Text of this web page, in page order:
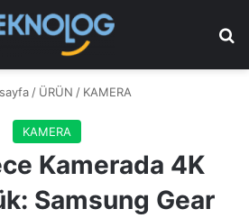
/ ÜRÜN / KAMERA
KAMERA
Kamerada 4K
Samsung Gear